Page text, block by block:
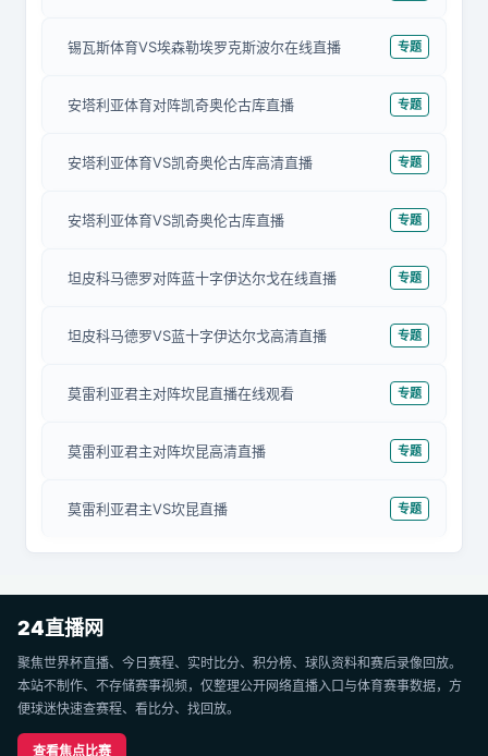
锡瓦斯体育VS埃森勒埃罗克斯波尔在线直播 专题
安塔利亚体育对阵凯奇奥伦古库直播 专题
安塔利亚体育VS凯奇奥伦古库高清直播 专题
安塔利亚体育VS凯奇奥伦古库直播 专题
坦皮科马德罗对阵蓝十字伊达尔戈在线直播 专题
坦皮科马德罗VS蓝十字伊达尔戈高清直播 专题
莫雷利亚君主对阵坎昆直播在线观看 专题
莫雷利亚君主对阵坎昆高清直播 专题
莫雷利亚君主VS坎昆直播 专题
24直播网
聚焦世界杯直播、今日赛程、实时比分、积分榜、球队资料和赛后录像回放。
本站不制作、不存储赛事视频，仅整理公开网络直播入口与体育赛事数据，方
便球迷快速查赛程、看比分、找回放。
查看焦点比赛